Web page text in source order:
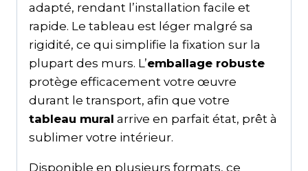
adapté, rendant l’installation facile et
rapide. Le tableau est léger malgré sa
rigidité, ce qui simplifie la fixation sur la
plupart des murs. L’emballage robuste
protège efficacement votre œuvre
durant le transport, afin que votre
tableau mural arrive en parfait état, prêt à
sublimer votre intérieur.
Disponible en plusieurs formats, ce